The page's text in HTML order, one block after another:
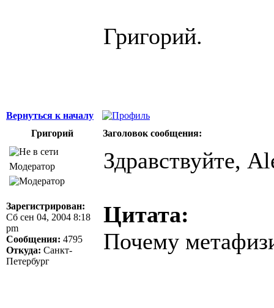
Григорий.
Вернуться к началу
Григорий
Заголовок сообщения:
Модератор
Зарегистрирован:
Сб сен 04, 2004 8:18
pm
Сообщения: 4795
Откуда: Санкт-
Петербург
Здравствуйте,
Цитата:
Почему